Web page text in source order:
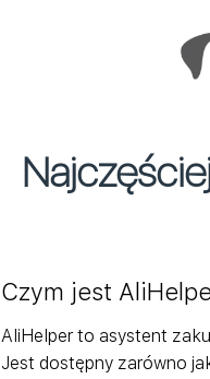
Czym jest
AliHelper to asystent
Jest dostępny zarówno